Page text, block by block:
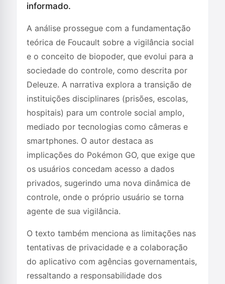
informado.
A análise prossegue com a fundamentação
teórica de Foucault sobre a vigilância social
e o conceito de biopoder, que evolui para a
sociedade do controle, como descrita por
Deleuze. A narrativa explora a transição de
instituições disciplinares (prisões, escolas,
hospitais) para um controle social amplo,
mediado por tecnologias como câmeras e
smartphones. O autor destaca as
implicações do Pokémon GO, que exige que
os usuários concedam acesso a dados
privados, sugerindo uma nova dinâmica de
controle, onde o próprio usuário se torna
agente de sua vigilância.
O texto também menciona as limitações nas
tentativas de privacidade e a colaboração
do aplicativo com agências governamentais,
ressaltando a responsabilidade dos